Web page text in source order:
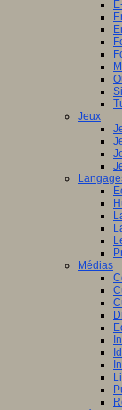
Jeux
Médias